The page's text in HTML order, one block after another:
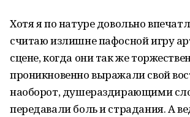
Хотя я по натуре довольно
считаю излишне пафосной игру
сцене, когда они так же
проникновенно выражали свой
наоборот, душераздирающими
передавали боль и страдания. А